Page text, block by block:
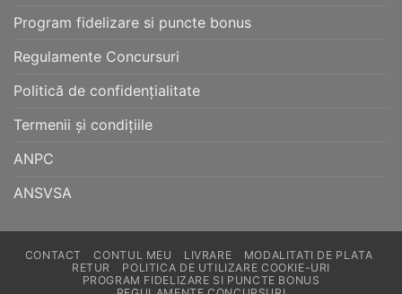
Program fidelizare si puncte bonus
Regulamente Concursuri
Politică de confidențialitate
Termenii și condițiile
ANPC
ANSVSA
CONTACT CONTUL MEU LIVRARE
MODALITATI DE PLATA
RETUR
POLITICA DE UTILIZARE COOKIE-URI
PROGRAM FIDELIZARE SI PUNCTE BONUS